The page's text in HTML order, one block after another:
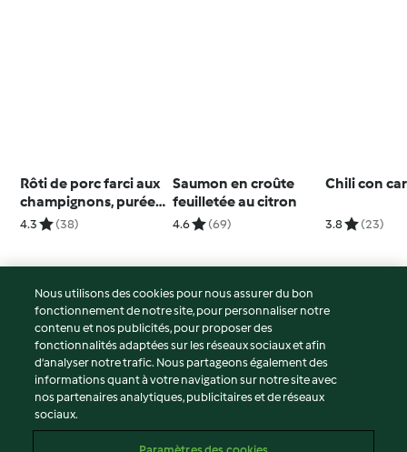
Rôti de porc farci aux
champignons, purée
à l'ail
4.3 (38)
Saumon en croûte
feuilletée au citron
4.6 (69)
Chili con
3.8 (23)
© Copyright 2026
Conditions d'utilisation
Politique de confidentialité
Non-responsabilité
Mentions légales
Nous utilisons des cookies pour nous assurer du bon
fonctionnement de notre site, pour personnaliser notre
contenu et nos publicités, pour proposer des
fonctionnalités adaptées sur les réseaux sociaux et afin
d’analyser notre trafic. Nous partageons également des
informations quant à votre navigation sur notre site avec
nos partenaires analytiques, publicitaires et de réseaux
sociaux.